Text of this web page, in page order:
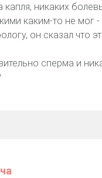
капля, никаких
каким-то не мог
он сказал что
сперма и